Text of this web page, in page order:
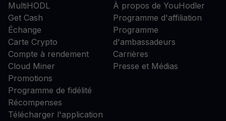
MultiHODL
Get Cash
Échange
Carte Crypto
Compte à rendement
Cloud Miner
Promotions
Programme de fidélité
Récompenses
Télécharger l'application
À propos de YouHodler
Programme d'affiliation
Programme
d'ambassadeurs
Carrières
Presse et Médias